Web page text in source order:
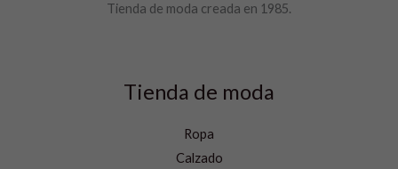
Tienda de moda creada en 1985.
Tienda de moda
Ropa
Calzado